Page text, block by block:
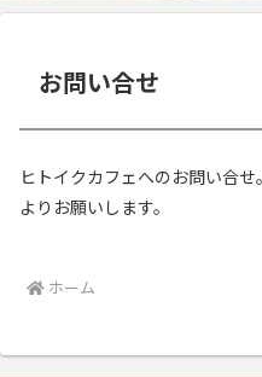
お問い合せ
ヒトイクカフェへのお問い合
よりお願いします。
ホーム